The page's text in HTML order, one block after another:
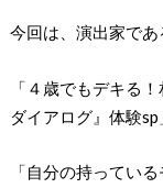
今回は、演出家で
「４歳でもデキる
ダイアログ』体験sp
「自分の持ってい